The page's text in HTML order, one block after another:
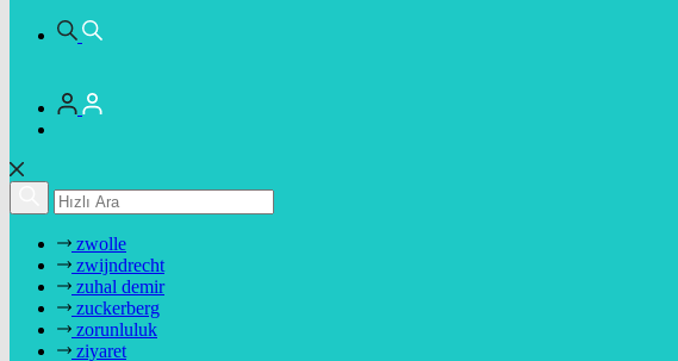
zwolle
zwijndrecht
zuhal demir
zuckerberg
zorunluluk
ziyaret